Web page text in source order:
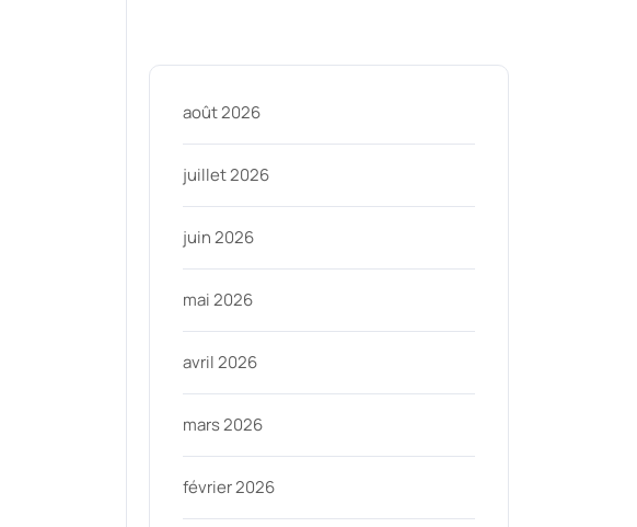
août 2026
juillet 2026
juin 2026
mai 2026
avril 2026
mars 2026
février 2026